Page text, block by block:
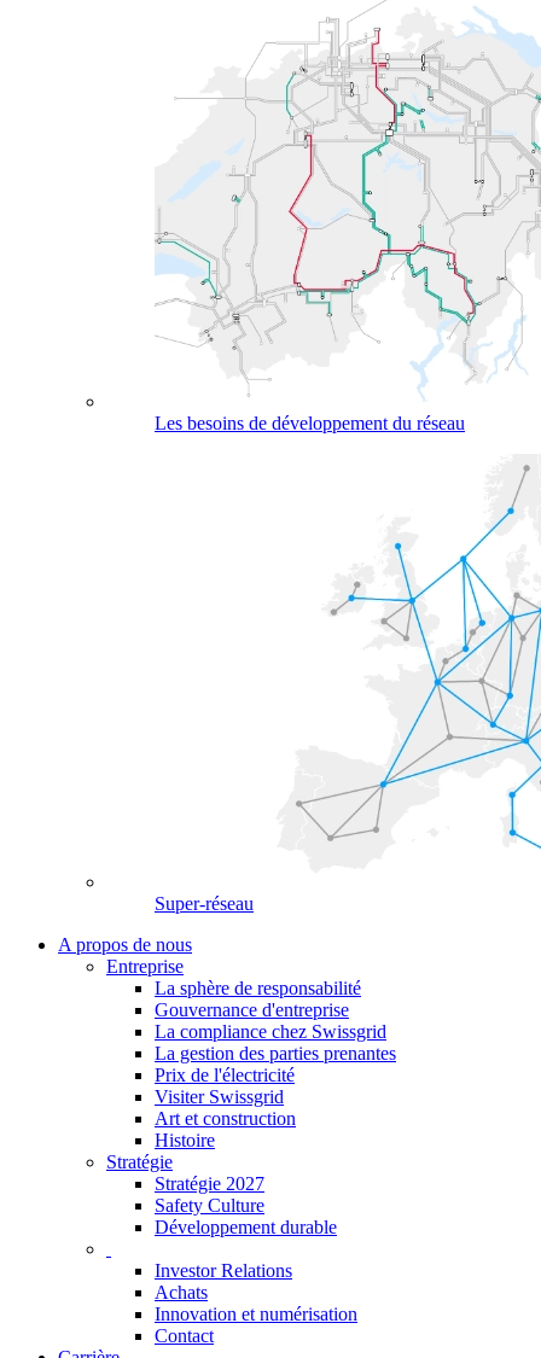
Les besoins de développement du réseau
Super-réseau
A propos de nous
Entreprise
La sphère de responsabilité
Gouvernance d'entreprise
La compliance chez Swissgrid
La gestion des parties prenantes
Prix de l'électricité
Visiter Swissgrid
Art et construction
Histoire
Stratégie
Stratégie 2027
Safety Culture
Développement durable
Investor Relations
Achats
Innovation et numérisation
Contact